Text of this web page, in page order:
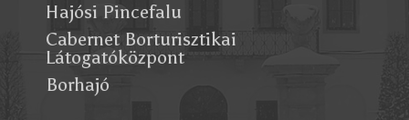
Hajósi Pincefalu
Cabernet Borturisztikai
Látogatóközpont
Borhajó